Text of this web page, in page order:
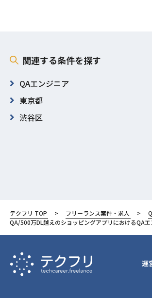
関連する条件を探す
QAエンジニア
東京都
渋谷区
テクフリ TOP フリーランス案件・求人
QA/500万DL越えのショッピングアプリにおけるQAエ
運